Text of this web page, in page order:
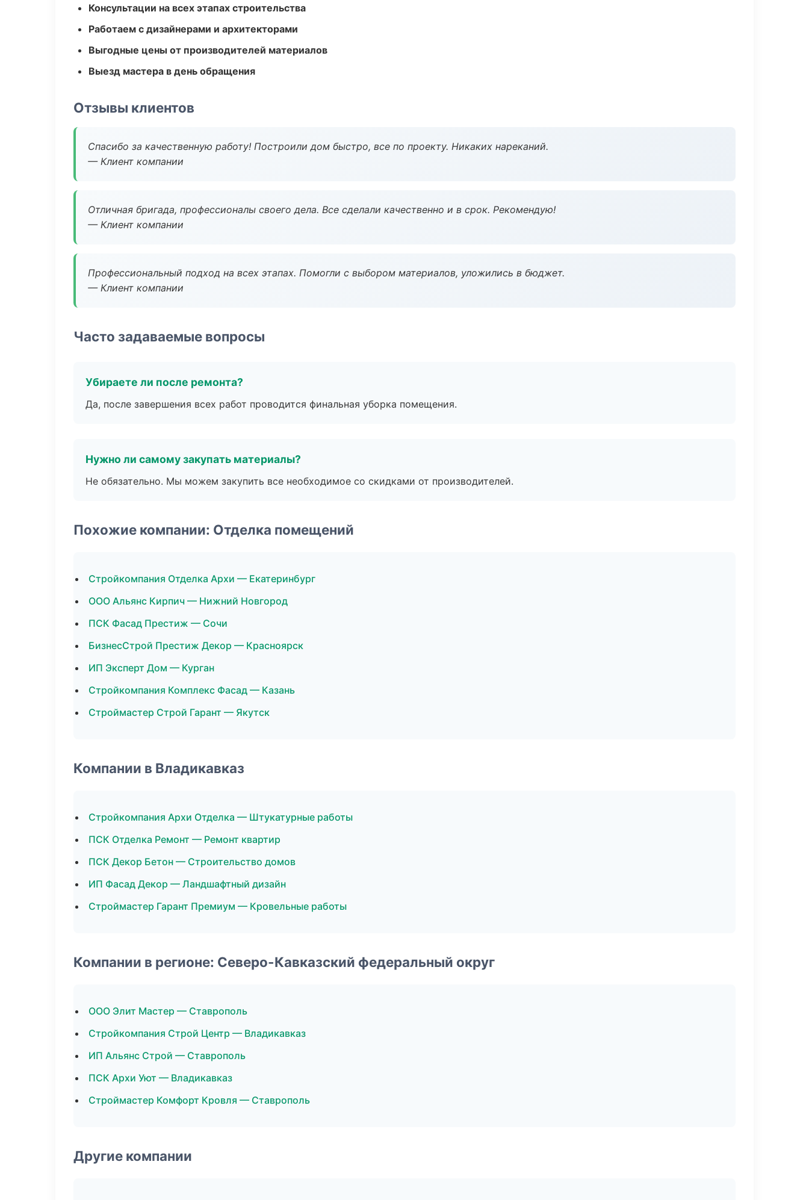
Консультации на всех этапах строительства
Работаем с дизайнерами и архитекторами
Выгодные цены от производителей материалов
Выезд мастера в день обращения
Отзывы клиентов
Спасибо за качественную работу! Построили дом быстро, все по проекту. Никаких нареканий.
— Клиент компании
Отличная бригада, профессионалы своего дела. Все сделали качественно и в срок. Рекомендую!
— Клиент компании
Профессиональный подход на всех этапах. Помогли с выбором материалов, уложились в бюджет.
— Клиент компании
Часто задаваемые вопросы
Убираете ли после ремонта?
Да, после завершения всех работ проводится финальная уборка помещения.
Нужно ли самому закупать материалы?
Не обязательно. Мы можем закупить все необходимое со скидками от производителей.
Похожие компании: Отделка помещений
Стройкомпания Отделка Архи — Екатеринбург
ООО Альянс Кирпич — Нижний Новгород
ПСК Фасад Престиж — Сочи
БизнесСтрой Престиж Декор — Красноярск
ИП Эксперт Дом — Курган
Стройкомпания Комплекс Фасад — Казань
Строймастер Строй Гарант — Якутск
Компании в Владикавказ
Стройкомпания Архи Отделка — Штукатурные работы
ПСК Отделка Ремонт — Ремонт квартир
ПСК Декор Бетон — Строительство домов
ИП Фасад Декор — Ландшафтный дизайн
Строймастер Гарант Премиум — Кровельные работы
Компании в регионе: Северо-Кавказский федеральный округ
ООО Элит Мастер — Ставрополь
Стройкомпания Строй Центр — Владикавказ
ИП Альянс Строй — Ставрополь
ПСК Архи Уют — Владикавказ
Строймастер Комфорт Кровля — Ставрополь
Другие компании